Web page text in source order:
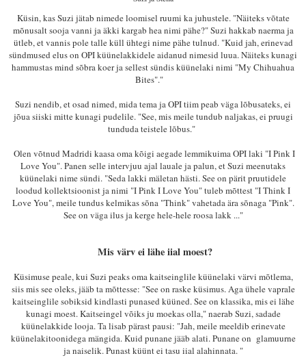
Küsin, kas Suzi jätab nimede loomisel ruumi ka juhustele. "Näiteks võtate
mõnusalt sooja vanni ja äkki kargab hea nimi pähe?" Suzi hakkab naerma ja
ütleb, et vannis pole talle küll ühtegi nime pähe tulnud. "Kuid jah, erinevad
sündmused elus on OPI küünelakkidele aidanud nimesid luua. Näiteks kunagi
hammustas mind sõbra koer ja sellest sündis küünelaki nimi "My Chihuahua
Bites"."
Suzi nendib, et osad nimed, mida tema ja OPI tiim peab väga lõbusateks, ei
jõua siiski mitte kunagi pudelile. "See, mis meile tundub naljakas, ei pruugi
tunduda teistele lõbus."
Olen võtnud Madridi kaasa oma kõigi aegade lemmikuima OPI laki "I Pink I
Love You". Panen selle intervjuu ajal lauale ja palun, et Suzi meenutaks
küünelaki nime sündi. "Seda lakki mäletan hästi. See on pärit pruutidele
loodud kollektsioonist ja nimi "I Pink I Love You" tuleb mõttest "I Think I
Love You", meile tundus kelmikas sõna "Think" vahetada ära sõnaga "Pink".
See on väga ilus ja kerge hele-hele roosa lakk ..."
Mis värv ei lähe iial moest?
Küsimuse peale, kui Suzi peaks oma kaitseinglile küünelaki värvi mõtlema,
siis mis see oleks, jääb ta mõttesse: "See on raske küsimus. Aga ühele vaprale
kaitseinglile sobiksid kindlasti punased küüned. See on klassika, mis ei lähe
kunagi moest. Kaitseingel võiks ju moekas olla," naerab Suzi, sadade
küünelakkide looja. Ta lisab pärast pausi: "Jah, meile meeldib erinevate
küünelakitoonidega mängida. Kuid punane jääb alati. Punane on glamuurne
ja naiselik. Punast küünt ei tasu iial alahinnata. "